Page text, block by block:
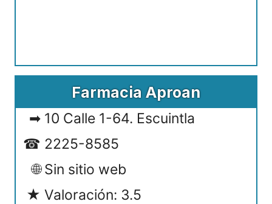
Farmacia Aproan
10 Calle 1-64. Escuintla
2225-8585
Sin sitio web
Valoración: 3.5